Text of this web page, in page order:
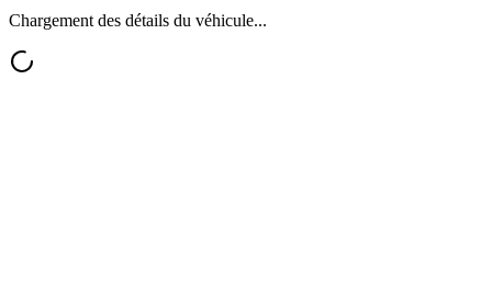
Chargement des détails du véhicule...